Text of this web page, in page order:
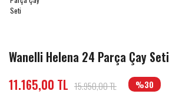
Wanelli Helena 24 Parça Çay Seti
11.165,00 TL 15.950,00 TL %30